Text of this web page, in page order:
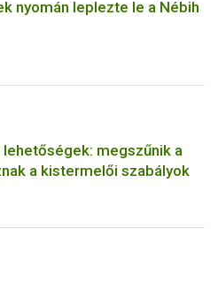
nyomán leplezte le a Nébih
megszűnik a
a kistermelői szabályok